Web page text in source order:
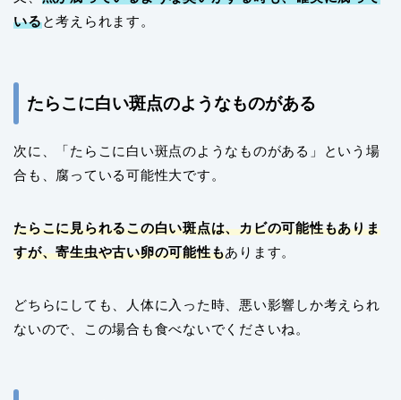
いると考えられます。
たらこに白い斑点のようなものがある
次に、「たらこに白い斑点のようなものがある」という場
合も、腐っている可能性大です。
たらこに見られるこの白い斑点は、カビの可能性もありま
すが、寄生虫や古い卵の可能性もあります。
どちらにしても、人体に入った時、悪い影響しか考えられ
ないので、この場合も食べないでくださいね。